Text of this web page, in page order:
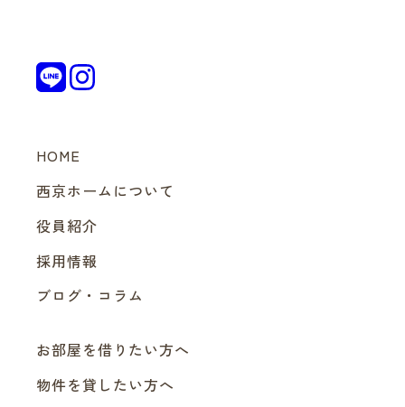
HOME
西京ホームについて
役員紹介
採用情報
ブログ・コラム
お部屋を借りたい方へ
物件を貸したい方へ